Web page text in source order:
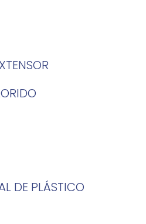
DE PLÁSTICO